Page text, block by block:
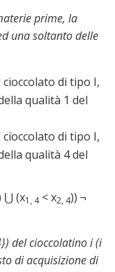
prime, la
una soltanto delle
di tipo I,
qualità 1 del
di tipo I,
qualità 4 del
⋃ (x1, 4 < x2, 4)) ¬
del cioccolatino i (i
di acquisizione di